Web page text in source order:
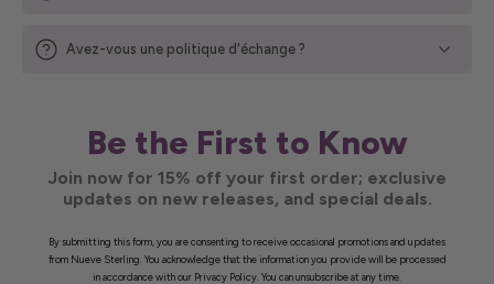
Avez-vous une politique d'échange ?
Be the First to Know
Join now for 15% off your first order; exclusive
updates on new releases, and special deals.
By submitting this form, you are consenting to receive occasional promotions and updates
from Nueve Sterling. You acknowledge that the information you provide will be processed
in accordance with our Privacy Policy. You can unsubscribe at any time.